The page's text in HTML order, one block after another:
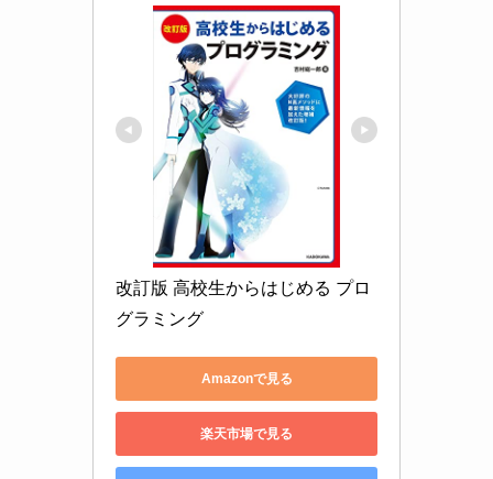
改訂版 高校生からはじめる プロ
グラミング
Amazonで見る
楽天市場で見る